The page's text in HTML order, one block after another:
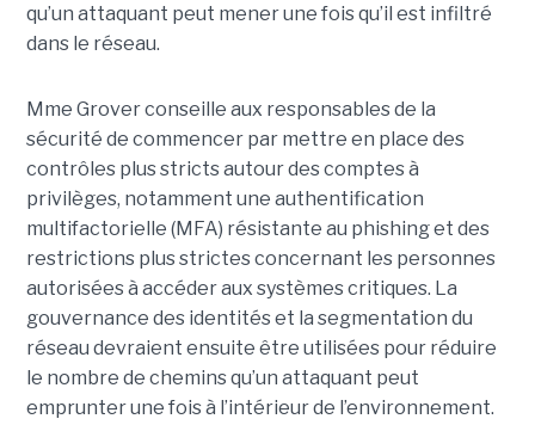
qu’un attaquant peut mener une fois qu’il est infiltré
dans le réseau.
Mme Grover conseille aux responsables de la
sécurité de commencer par mettre en place des
contrôles plus stricts autour des comptes à
privilèges, notamment une authentification
multifactorielle (MFA) résistante au phishing et des
restrictions plus strictes concernant les personnes
autorisées à accéder aux systèmes critiques. La
gouvernance des identités et la segmentation du
réseau devraient ensuite être utilisées pour réduire
le nombre de chemins qu’un attaquant peut
emprunter une fois à l’intérieur de l’environnement.